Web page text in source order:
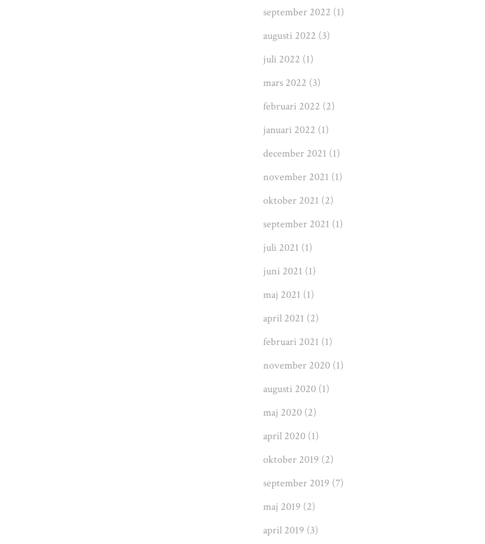
september 2022 (1)
augusti 2022 (3)
juli 2022 (1)
mars 2022 (3)
februari 2022 (2)
januari 2022 (1)
december 2021 (1)
november 2021 (1)
oktober 2021 (2)
september 2021 (1)
juli 2021 (1)
juni 2021 (1)
maj 2021 (1)
april 2021 (2)
februari 2021 (1)
november 2020 (1)
augusti 2020 (1)
maj 2020 (2)
april 2020 (1)
oktober 2019 (2)
september 2019 (7)
maj 2019 (2)
april 2019 (3)